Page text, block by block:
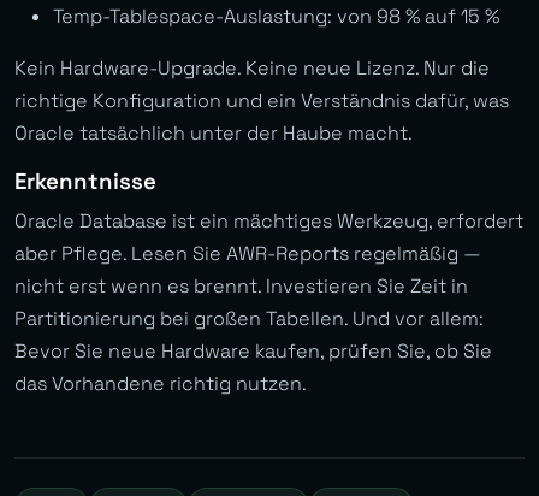
Temp-Tablespace-Auslastung: von 98 % auf 15 %
Kein Hardware-Upgrade. Keine neue Lizenz. Nur die
richtige Konfiguration und ein Verständnis dafür, was
Oracle tatsächlich unter der Haube macht.
Erkenntnisse
Oracle Database ist ein mächtiges Werkzeug, erfordert
aber Pflege. Lesen Sie AWR-Reports regelmäßig —
nicht erst wenn es brennt. Investieren Sie Zeit in
Partitionierung bei großen Tabellen. Und vor allem:
Bevor Sie neue Hardware kaufen, prüfen Sie, ob Sie
das Vorhandene richtig nutzen.